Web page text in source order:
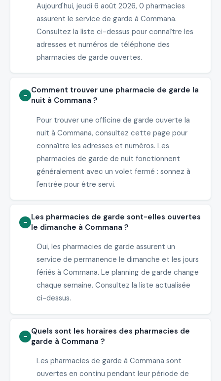
Aujourd'hui, jeudi 6 août 2026, 0 pharmacies
assurent le service de garde à Commana.
Consultez la liste ci-dessus pour connaître les
adresses et numéros de téléphone des
pharmacies de garde ouvertes.
Comment trouver une pharmacie de garde la
nuit à Commana ?
Pour trouver une officine de garde ouverte la
nuit à Commana, consultez cette page pour
connaître les adresses et numéros. Les
pharmacies de garde de nuit fonctionnent
généralement avec un volet fermé : sonnez à
l'entrée pour être servi.
Les pharmacies de garde sont-elles ouvertes
le dimanche à Commana ?
Oui, les pharmacies de garde assurent un
service de permanence le dimanche et les jours
fériés à Commana. Le planning de garde change
chaque semaine. Consultez la liste actualisée
ci-dessus.
Quels sont les horaires des pharmacies de
garde à Commana ?
Les pharmacies de garde à Commana sont
ouvertes en continu pendant leur période de